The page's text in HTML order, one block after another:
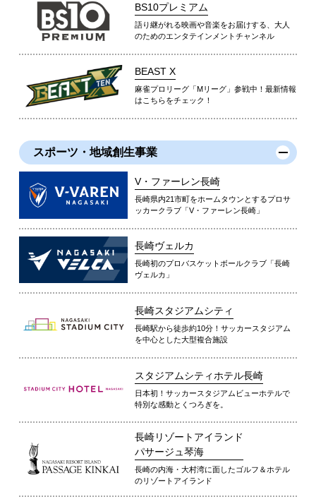
BS10プレミアム
語り継がれる映画や音楽をお届けする、大人
のためのエンタテインメントチャンネル
BEAST X
麻雀プロリーグ「Mリーグ」参戦中！最新情報
はこちらをチェック！
スポーツ・地域創生事業
V・ファーレン長崎
長崎県内21市町をホームタウンとするプロサ
ッカークラブ「V・ファーレン長崎」
長崎ヴェルカ
長崎初のプロバスケットボールクラブ「長崎
ヴェルカ」
長崎スタジアムシティ
長崎駅から徒歩約10分！サッカースタジアム
を中心とした大型複合施設
スタジアムシティホテル長崎
日本初！サッカースタジアムビューホテルで
特別な感動とくつろぎを。
長崎リゾートアイランド
パサージュ琴海
長崎の内海・大村湾に面したゴルフ＆ホテル
のリゾートアイランド